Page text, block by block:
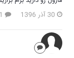
30 آذر 1396